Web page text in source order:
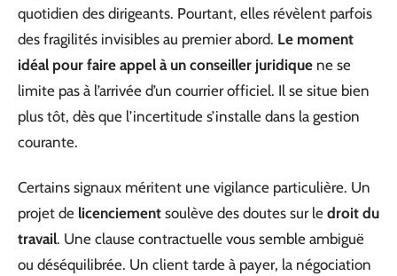
quotidien des dirigeants. Pourtant, elles révèlent parfois
des fragilités invisibles au premier abord. Le moment
idéal pour faire appel à un conseiller juridique ne se
limite pas à l’arrivée d’un courrier officiel. Il se situe bien
plus tôt, dès que l’incertitude s’installe dans la gestion
courante.
Certains signaux méritent une vigilance particulière. Un
projet de licenciement soulève des doutes sur le droit du
travail. Une clause contractuelle vous semble ambiguë
ou déséquilibrée. Un client tarde à payer, la négociation